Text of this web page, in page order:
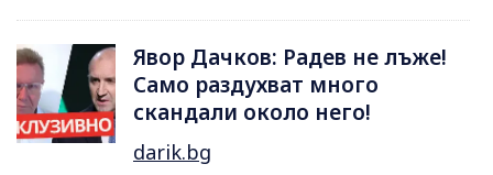
Явор Дачков: Радев не лъже!
Само раздухват много
скандали около него!
darik.bg